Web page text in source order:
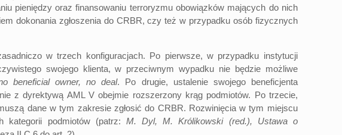
pieniędzy oraz finansowaniu terroryzmu obowiązków mających do nich
dokonania zgłoszenia do CRBR, czy też w przypadku osób fizycznych
w trzech konfiguracjach. Po pierwsze, w przypadku instytucji
swojego klienta, w przeciwnym wypadku nie będzie możliwe
beneficial owner, no deal. Po drugie, ustalenie swojego beneficjenta
z dyrektywą AML V obejmie rozszerzony krąg podmiotów. Po trzecie,
dane w tym zakresie zgłosić do CRBR. Rozwinięcia w tym miejscu
kategorii podmiotów (patrz: M. Dyl, M. Królikowski (red.), Ustawa o